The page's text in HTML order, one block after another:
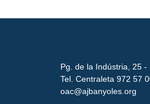
Pg. de la Indústria, 25 -
Tel. Centraleta 972 57
oac@ajbanyoles.org